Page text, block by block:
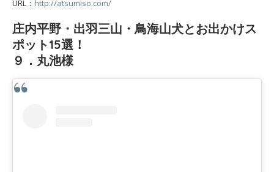
URL： http://atsumiso.com/
庄内平野・出羽三山・鳥海山犬とお出かけス
ポット15選！
９．丸池様